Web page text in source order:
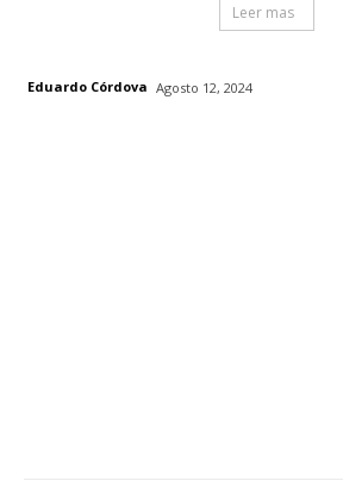
Leer mas
Eduardo Córdova Agosto 12, 2024